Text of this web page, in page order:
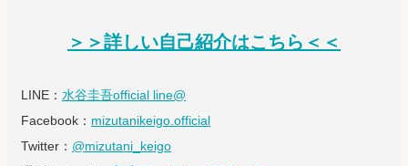
＞＞詳しい自己紹介はこちら＜＜
LINE： 水谷圭吾official line@
Facebook： mizutanikeigo.official
Twitter： @mizutani_keigo